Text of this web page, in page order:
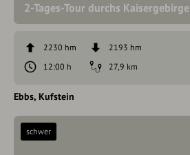
2-Tages-Tour durchs Kaisergebirge
2230 hm
2193 hm
12:00 h
27,9 km
Ebbs Kufstein
schwer